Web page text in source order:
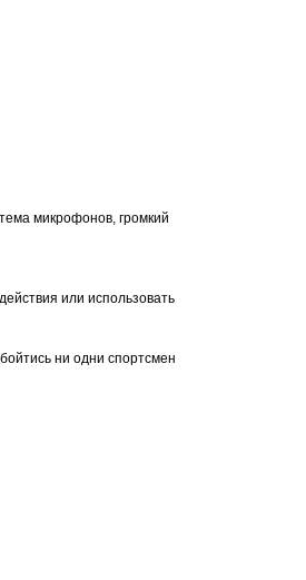
микрофонов, громкий
или использовать
ни одни спортсмен